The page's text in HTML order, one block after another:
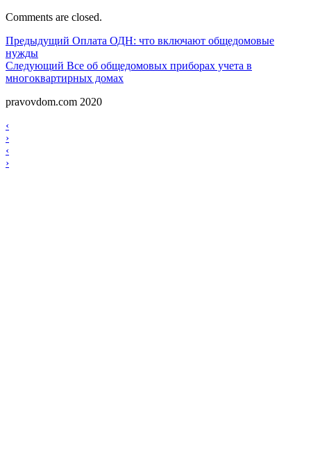
Comments are closed.
Навигация
по
записям
Предыдущий Предыдущий
Оплата ОДН: что включают общедомовые
нужды
Следующий Следующий
Все об общедомовых приборах учета в
многоквартирных домах
pravovdom.com 2020
Scroll
Up
Навигация
по
записям
‹
›
Навигация
по
‹
›